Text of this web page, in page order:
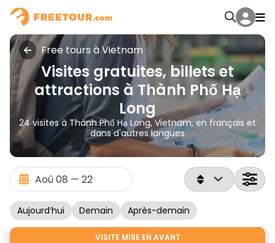
Free tours à Vietnam
Visites gratuites, billets et
attractions à Thành Phố Hạ
Long
24 visites à Thành Phố Hạ Long, Vietnam, en français et
dans d'autres langues
Aujourd’hui Demain Après-demain
VISITE MISE EN AVANT